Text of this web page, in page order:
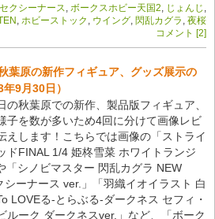
セクシーナース ボークスホビー天国2 じょんじ
ホビーストック ウイング 閃乱カグラ 夜桜
コメント [2]
葉原の新作フィギュア、グッズ展示の
9月30日）
の秋葉原での新作、製品版フィギュア、
子を数が多いため4回に分けて画像レビ
えします！こちらでは画像の「ストライ
ドFINAL 1/4 姫柊雪菜 ホワイトランジ
「シノビマスター 閃乱カグラ NEW
シーナース ver.」「羽織イオイラスト 白
LOVEる-とらぶる-ダークネス セフィ・
ルーク ダークネスver.」など、「ボーク